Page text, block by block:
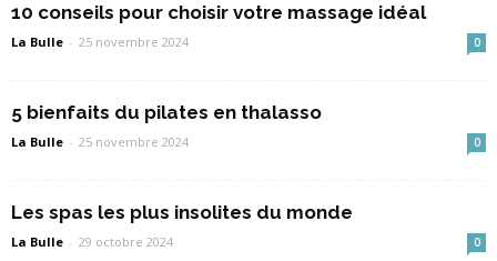
10 conseils pour choisir votre massage idéal
La Bulle - 25 novembre 2024 0
5 bienfaits du pilates en thalasso
La Bulle - 25 novembre 2024 0
Les spas les plus insolites du monde
La Bulle - 29 octobre 2024 0